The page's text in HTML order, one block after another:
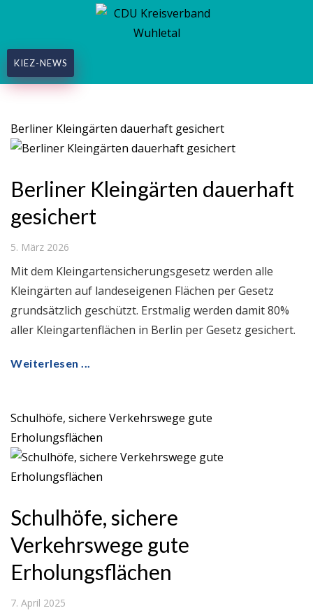
KIEZ-NEWS
Kategorie:Biesdorf
Berliner Kleingärten dauerhaft gesichert
Berliner Kleingärten dauerhaft
gesichert
5. März 2026
Mit dem Kleingartensicherungsgesetz werden alle
Kleingärten auf landeseigenen Flächen per Gesetz
grundsätzlich geschützt. Erstmalig werden damit 80%
aller Kleingartenflächen in Berlin per Gesetz gesichert.
Weiterlesen ...
Schulhöfe, sichere Verkehrswege gute
Erholungsflächen
Schulhöfe, sichere
Verkehrswege gute
Erholungsflächen
7. April 2025